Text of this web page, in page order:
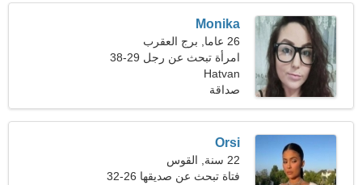
Monika
26 عاما, برج العقرب
امرأة تبحث عن رجل 29-38
Hatvan
صداقة
Orsi
22 سنة, القوس
فتاة تبحث عن صديقها 26-32